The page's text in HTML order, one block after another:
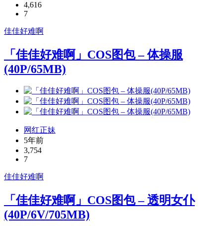
4,616
7
佳佳好难啊
「佳佳好难啊」COS图包 – 体操服
(40P/65MB)
网红正妹
5年前
3,754
7
佳佳好难啊
「佳佳好难啊」COS图包 – 透明女仆
(40P/6V/705MB)